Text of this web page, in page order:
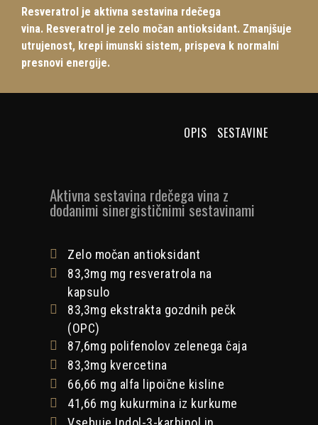
Resveratrol je aktivna sestavina rdečega
vina. Resveratrol je zelo močan antioksidant. Zmanjšuje
utrujenost, krepi imunski sistem, prispeva k normalni
presnovi energije.
OPIS SESTAVINE
Aktivna sestavina rdečega vina z
dodanimi sinergističnimi sestavinami
Zelo močan antioksidant
83,3mg mg resveratrola na
kapsulo
83,3mg ekstrakta gozdnih pečk
(OPC)
87,6mg polifenolov zelenega čaja
83,3mg kvercetina
66,66 mg alfa lipoične kisline
41,66 mg kukurmina iz kurkume